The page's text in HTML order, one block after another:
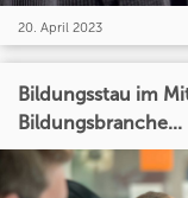
20. April 2023
Bildungsstau im
Bildungsbranche...